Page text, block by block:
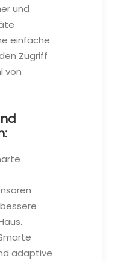
und
einfache
Zugriff
von
adaptive